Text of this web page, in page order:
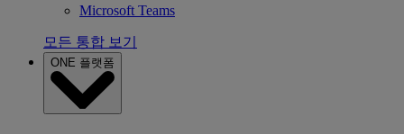
Microsoft Teams
모든 통합 보기
ONE 플랫폼